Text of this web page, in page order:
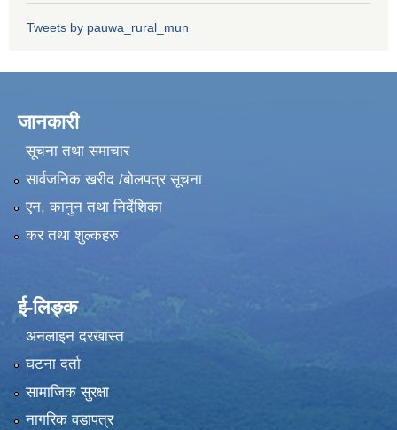
Tweets by pauwa_rural_mun
जानकारी
सूचना तथा समाचार
सार्वजनिक खरीद /बोलपत्र सूचना
एन, कानुन तथा निर्देशिका
कर तथा शुल्कहरु
ई-लिङ्क
अनलाइन दरखास्त
घटना दर्ता
सामाजिक सुरक्षा
नागरिक वडापत्र